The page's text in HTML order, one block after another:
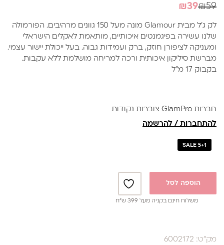
₪59
המחיר
היה:
₪59.
₪39
המחיר
הוא:
₪39.
לק ג'ל מבית Glamour מונה מעל 150 גוונים מרהיבים. הפורמולה
שלנו עשירה בפיגמנטים איכותיים, מותאמת לאקלים הישראלי
ומעניקה לציפורן חוזק, ברק ועמידות גבוה. בעל ייכולת יישור עצמי.
מברשת סיליקון איכותית ורכה למריחה מושלמת ללא עקבות.
בקבוק 17 מ"ל
חברות GlamPro צוברות נקודות
להתחברות / להרשמה
SALE 5+1
הוספה לסל
משלוח חינם בקניה מעל 399 ש”ח
מק"ט: 6002172